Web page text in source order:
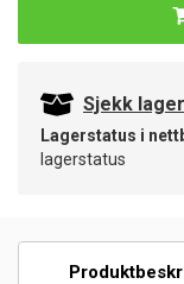
Sjekk
Lagerstatus i
lagerstatus